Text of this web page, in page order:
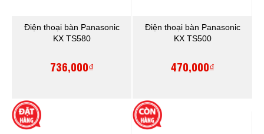
Điện thoại bàn Panasonic
KX TS580
736,000₫
Điện thoại bàn Panasonic
KX TS500
470,000₫